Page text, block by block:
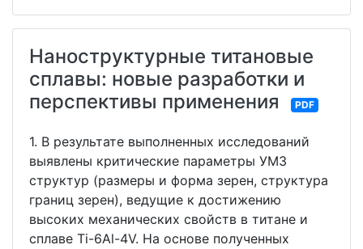
Наноструктурные титановые
сплавы: новые разработки и
перспективы применения
PDF
1. В результате выполненных исследований
выявлены критические параметры УМЗ
структур (размеры и форма зерен, структура
границ зерен), ведущие к достижению
высоких механических свойств в титане и
сплаве Ti-6Al-4V. На основе полученных